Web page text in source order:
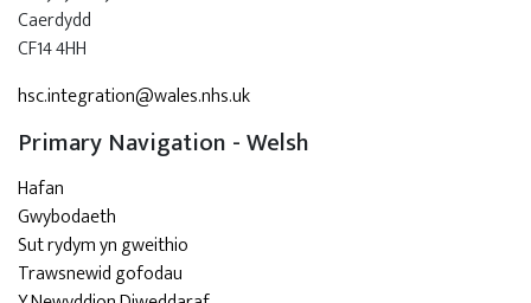
Caerdydd
CF14 4HH
hsc.integration@wales.nhs.uk
Primary Navigation - Welsh
Hafan
Gwybodaeth
Sut rydym yn gweithio
Trawsnewid gofodau